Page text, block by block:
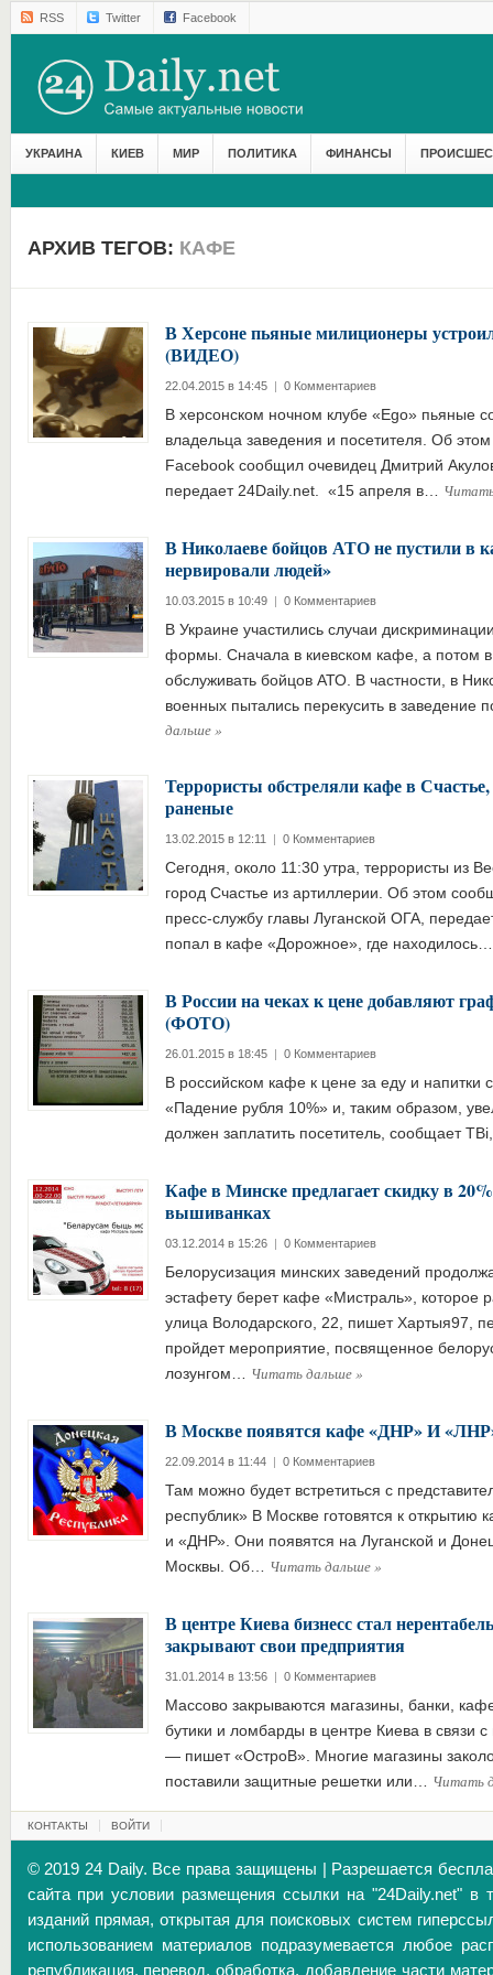
RSS Twitter Facebook
УКРАИНА КИЕВ МИР ПОЛИТИКА ФИНАНСЫ
АРХИВ ТЕГОВ: КАФЕ
В Херсоне пьяные милиционеры
(ВИДЕО)
22.04.2015 в 14:45 | 0 Комментариев
В херсонском ночном клубе «Ego» пьяные
владельца заведения и посетителя. Об
Facebook сообщил очевидец Дмитрий
передает 24Daily.net. «15 апреля в…
В Николаеве бойцов АТО не пустили в
нервировали людей»
10.03.2015 в 10:49 | 0 Комментариев
В Украине участились случаи
формы. Сначала в киевском кафе, а потом в
обслуживать бойцов АТО. В частности, в
военных пытались перекусить в заведение
дальше»
Террористы обстреляли кафе в
раненые
13.02.2015 в 12:11 | 0 Комментариев
Сегодня, около 11:30 утра, террористы из
город Счастье из артиллерии. Об этом
пресс-службу главы Луганской ОГА,
попал в кафе «Дорожное», где
В России на чеках к цене добавляют
(ФОТО)
26.01.2015 в 18:45 | 0 Комментариев
В российском кафе к цене за еду и напитки
«Падение рубля 10%» и, таким образом,
должен заплатить посетитель, сообщает
Кафе в Минске предлагает скидку в
вышиванках
03.12.2014 в 15:26 | 0 Комментариев
Белорусизация минских заведений
эстафету берет кафе «Мистраль», которое
улица Володарского, 22, пишет Хартыя97,
пройдет мероприятие, посвященное
лозунгом… Читать дальше»
В Москве появятся кафе «ДНР» И
22.09.2014 в 11:44 | 0 Комментариев
Там можно будет встретиться с
республик» В Москве готовятся к
и «ДНР». Они появятся на Луганской и
Москвы. Об… Читать дальше»
В центре Киева бизнесс стал
закрывают свои предприятия
31.01.2014 в 13:56 | 0 Комментариев
Массово закрываются магазины, банки,
бутики и ломбарды в центре Киева в связи
— пишет «ОстроВ». Многие магазины
поставили защитные решетки или… Читать
КОНТАКТЫ ВОЙТИ
© 2019 24 Daily. Все права защищены | Разрешается
сайта при условии размещения ссылки на "24Daily.net" в
изданий прямая, открытая для поисковых систем
использованием материалов подразумевается любое
републикация, перевод, обработка, добавление части